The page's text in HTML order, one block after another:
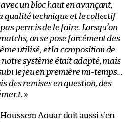
un bloc haut en avançant,
qualité technique et le collectif
permis de le faire. Lorsqu’on
on se pose forcément des
utilisé, et la composition de
notre système était adapté, mais
le jeu en première mi-temps…
des remises en question, des
. »
Aouar doit aussi s’en